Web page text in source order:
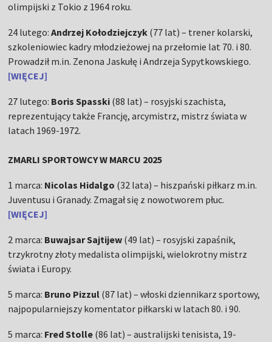
olimpijski z Tokio z 1964 roku.
24 lutego:Andrzej Kołodziejczyk (77 lat) – trener kolarski,
szkoleniowiec kadry młodzieżowej na przełomie lat 70. i 80.
Prowadził m.in. Zenona Jaskułę i Andrzeja Sypytkowskiego.
[WIĘCEJ]
27 lutego: Boris Spasski (88 lat) – rosyjski szachista,
reprezentujący także Francję, arcymistrz, mistrz świata w
latach 1969-1972.
ZMARLI SPORTOWCY W MARCU 2025
1 marca: Nicolas Hidalgo (32 lata) – hiszpański piłkarz m.in.
Juventusu i Granady. Zmagał się z nowotworem płuc.
[WIĘCEJ]
2 marca: Buwajsar Sajtijew (49 lat) – rosyjski zapaśnik,
trzykrotny złoty medalista olimpijski, wielokrotny mistrz
świata i Europy.
5 marca: Bruno Pizzul (87 lat) – włoski dziennikarz sportowy,
najpopularniejszy komentator piłkarski w latach 80. i 90.
5 marca: Fred Stolle (86 lat) – australijski tenisista, 19-